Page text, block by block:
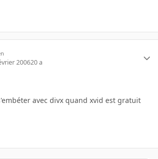
200620 a
avec divx quand xvid est gratuit